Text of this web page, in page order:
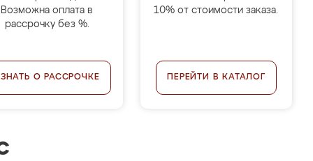
Возможна оплата в
рассрочку без %.
О РАССРОЧКЕ
10% от стоимости заказа.
ПЕРЕЙТИ В КАТАЛОГ